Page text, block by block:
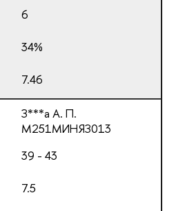
6
34%
7.46
З***а А. П.
М251МИНЯЗ013
39 - 43
7.5